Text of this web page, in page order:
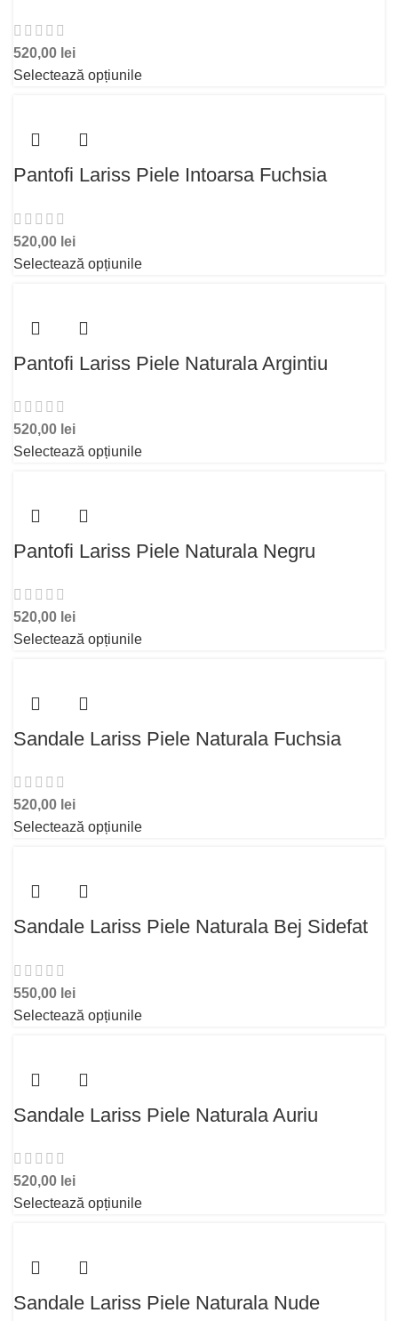
520,00 lei
Selectează opțiunile
Pantofi Lariss Piele Intoarsa Fuchsia
520,00 lei
Selectează opțiunile
Pantofi Lariss Piele Naturala Argintiu
520,00 lei
Selectează opțiunile
Pantofi Lariss Piele Naturala Negru
520,00 lei
Selectează opțiunile
Sandale Lariss Piele Naturala Fuchsia
520,00 lei
Selectează opțiunile
Sandale Lariss Piele Naturala Bej Sidefat
550,00 lei
Selectează opțiunile
Sandale Lariss Piele Naturala Auriu
520,00 lei
Selectează opțiunile
Sandale Lariss Piele Naturala Nude